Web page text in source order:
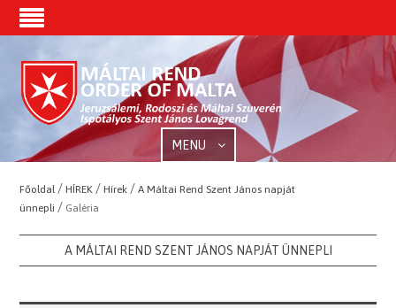
MENU
Főoldal /HÍREK /Hírek /A Máltai Rend Szent János napját
ünnepli/ Galéria
A MÁLTAI REND SZENT JÁNOS NAPJÁT ÜNNEPLI